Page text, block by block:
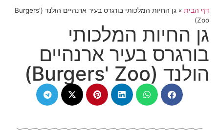
דף הבית »
גן החיות המלכותי בורגרס בעיר ארנהיים הולנד (Burgers'
Zoo)
גן החיות המלכותי
בורגרס בעיר ארנהיים
הולנד (Burgers' Zoo)